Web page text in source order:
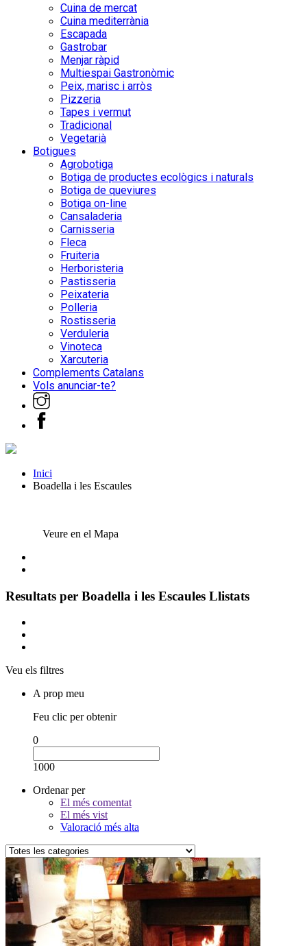
Cuina de mercat
Cuina mediterrània
Escapada
Gastrobar
Menjar ràpid
Multiespai Gastronòmic
Peix, marisc i arròs
Pizzeria
Tapes i vermut
Tradicional
Vegetarià
Botigues
Agrobotiga
Botiga de productes ecològics i naturals
Botiga de queviures
Botiga on-line
Cansaladeria
Carnisseria
Fleca
Fruiteria
Herboristeria
Pastisseria
Peixateria
Polleria
Rostisseria
Verduleria
Vinoteca
Xarcuteria
Complements Catalans
Vols anunciar-te?
Inici
Boadella i les Escaules
Veure en el Mapa
Resultats per Boadella i les Escaules Llistats
Veu els filtres
A prop meu
Feu clic per obtenir
0
1000
Ordenar per
El més comentat
El més vist
Valoració més alta